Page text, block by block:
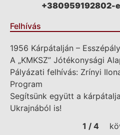
+380959192802-
Felhívás
1956 Kárpátalján –
A „KMKSZ” Jótékonysági
Pályázati felhívás: Zrínyi
Program
Segítsünk együtt a
Ukrajnából is!
1 / 4